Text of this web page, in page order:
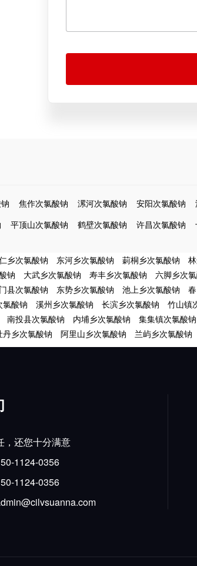
焦作次氯酸钠 漯河次氯酸钠 安阳次氯酸钠
平顶山次氯酸钠 鹤壁次氯酸钠 许昌次氯酸钠
乡次氯酸钠 东河乡次氯酸钠 莿桐乡次氯酸钠
钠 大武乡次氯酸钠 寿丰乡次氯酸钠 六脚乡次
县次氯酸钠 东势乡次氯酸钠 池上乡次氯酸钠
氯酸钠 溪州乡次氯酸钠 长滨乡次氯酸钠 竹山镇
南投县次氯酸钠 内埔乡次氯酸钠 集集镇次氯酸钠
丹乡次氯酸钠 阿里山乡次氯酸钠 兰屿乡次氯酸钠
，还您十分满意
1124-0356
1124-0356